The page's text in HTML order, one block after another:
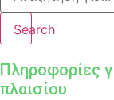
Search
Πληροφορίες
πλαισίου